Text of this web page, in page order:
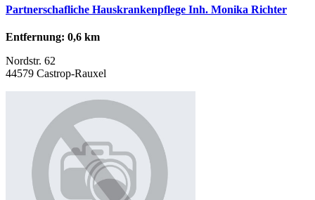
Partnerschafliche Hauskrankenpflege Inh. Monika Richter
Entfernung: 0,6 km
Nordstr. 62
44579 Castrop-Rauxel